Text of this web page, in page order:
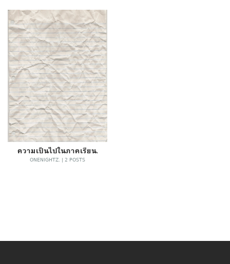
ความเป็นไปในภาคเรียน.
ONENIGHTZ. | 2 POSTS